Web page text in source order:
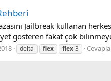
Jailbreak kullanan
gösteren fakat çok
delta flex flex3